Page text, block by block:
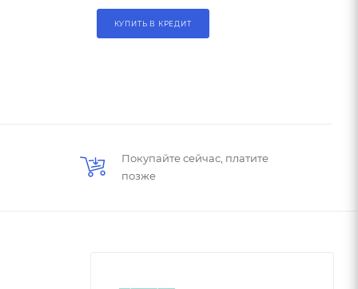
КУПИТЬ В КРЕДИТ
Покупайте сейчас, платите
позже